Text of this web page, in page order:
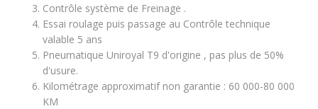
Contrôle système de Freinage .
Essai roulage puis passage au Contrôle technique
valable 5 ans
Pneumatique Uniroyal T9 d'origine , pas plus de 50%
d'usure.
Kilométrage approximatif non garantie : 60 000-80 000
KM